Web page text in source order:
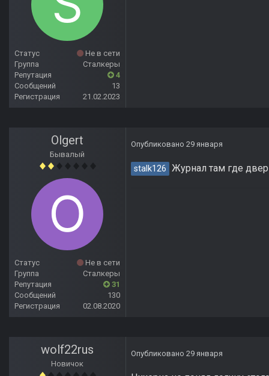
Статус
Не в сети
Группа
Сталкеры
Репутация
4
Сообщений
13
Регистрация
21.02.2023
Olgert
Бывалый
Статус
Не в сети
Группа
Сталкеры
Репутация
31
Сообщений
130
Регистрация
02.08.2020
Опубликовано 29 января
stalk126 Журнал там где
wolf22rus
Новичок
Опубликовано 29 января